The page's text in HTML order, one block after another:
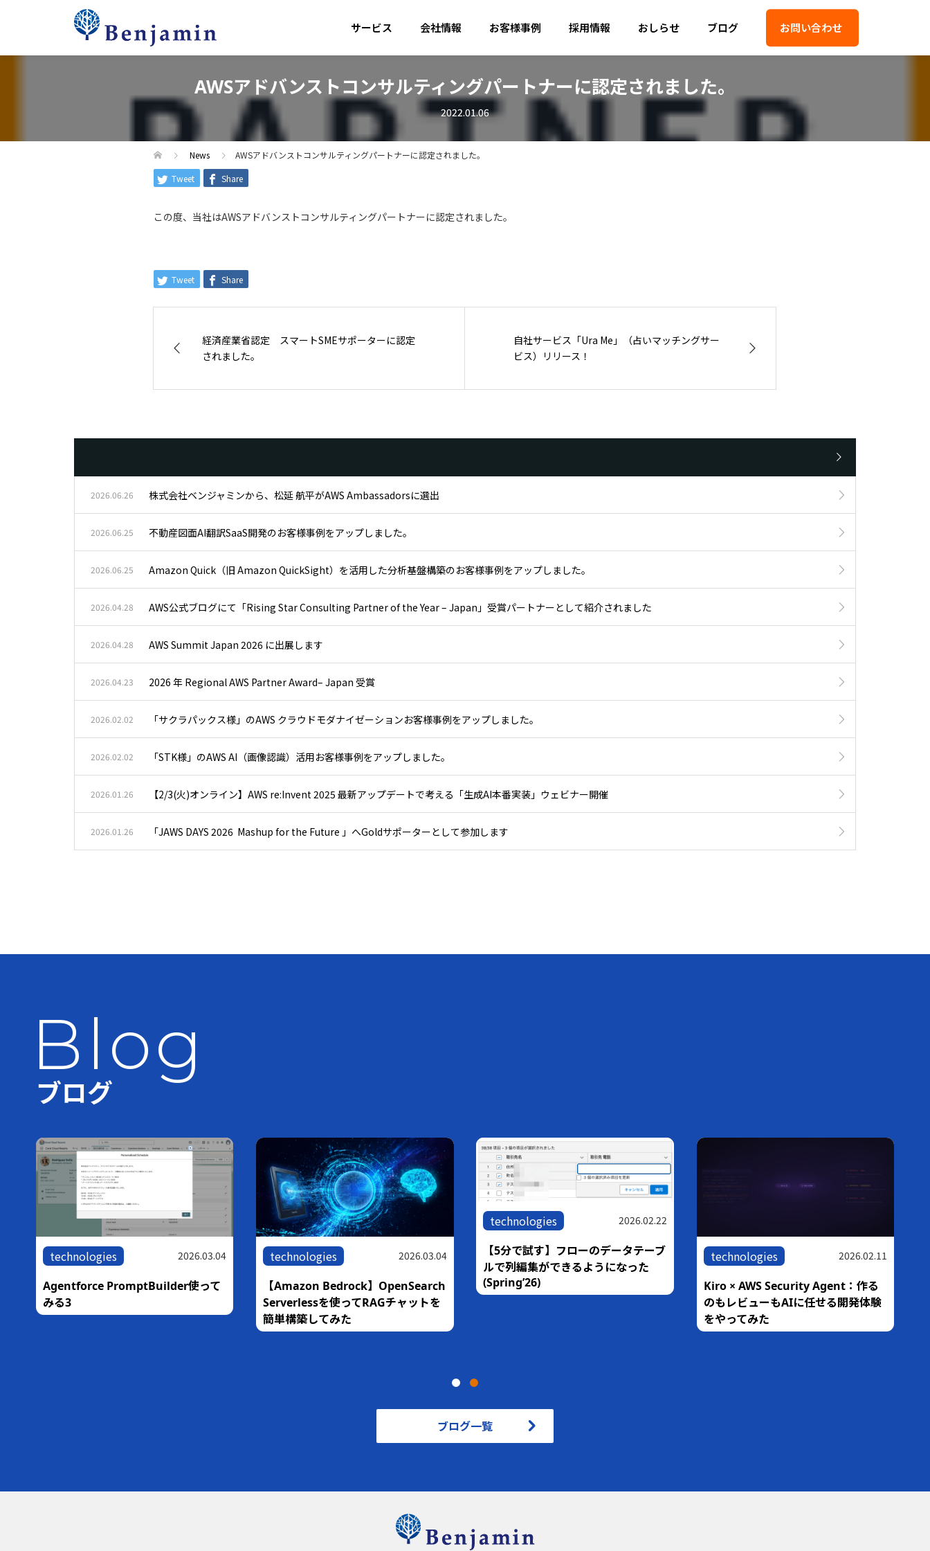
サービス 会社情報 お客様事例 採用情報 おしらせ ブログ お問い合わせ
AWSアドバンストコンサルティングパートナーに認定されました。
2022.01.06
News
AWSアドバンストコンサルティングパートナーに認定されました。
Tweet
Share
この度、当社はAWSアドバンストコンサルティングパートナーに認定されました。
Tweet Share
経済産業省認定 スマートSMEサポーターに認定
されました。
自社サービス「Ura Me」（占いマッチングサー
ビス）リリース！
2026.06.26 株式会社ベンジャミンから、松延 航平がAWS Ambassadorsに選出
2026.06.25 不動産図面AI翻訳SaaS開発のお客様事例をアップしました。
2026.06.25 Amazon Quick（旧 Amazon QuickSight）を活用した分析基盤構築のお客様事例をアップしました。
2026.04.28 AWS公式ブログにて「Rising Star Consulting Partner of the Year – Japan」受賞パートナーとして紹介されました
2026.04.28 AWS Summit Japan 2026 に出展します
2026.04.23 2026 年 Regional AWS Partner Award– Japan 受賞
2026.02.02 「サクラパックス様」のAWS クラウドモダナイゼーションお客様事例をアップしました。
2026.02.02 「STK様」のAWS AI（画像認識）活用お客様事例をアップしました。
2026.01.26 【2/3(火)オンライン】AWS re:Invent 2025 最新アップデートで考える「生成AI本番実装」ウェビナー開催
2026.01.26 「JAWS DAYS 2026 Mashup for the Future 」へGoldサポーターとして参加します
Blog
ブログ
technologies 2026.03.04
Agentforce PromptBuilder使って
みる3
technologies 2026.03.04
【Amazon Bedrock】OpenSearch
Serverlessを使ってRAGチャットを
簡単構築してみた
technologies 2026.02.22
【5分で試す】フローのデータテーブ
ルで列編集ができるようになった
(Spring’26)
technologies 2026.02.11
Kiro × AWS Security Agent：作る
のもレビューもAIに任せる開発体験
をやってみた
ブログ一覧